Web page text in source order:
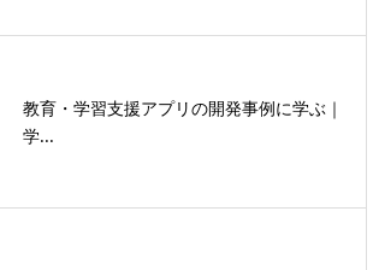
教育・学習支援アプリの開発事例に学ぶ｜
学...